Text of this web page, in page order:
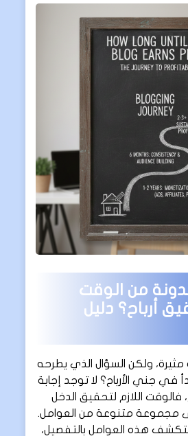
من الوقت
أرباح؟ دليل
ولكن السؤال الذي يطرحه
في جني الأرباح؟ لا توجد إجابة
اللازم لتحقيق الدخل
مجموعة متنوعة من العوامل.
هذه العوامل بالتفصيل،